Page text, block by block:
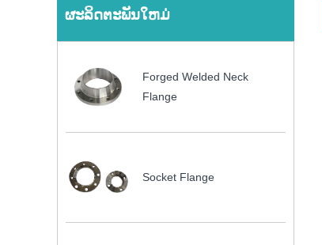
ຜະລິດຕະພັນໃຫມ່
Forged Welded Neck
Flange
Socket Flange